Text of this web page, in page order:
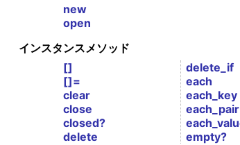
new
open
インスタンスメソッド
[]
[]=
clear
close
closed?
delete
delete_if
each
each_key
each_pair
empty?